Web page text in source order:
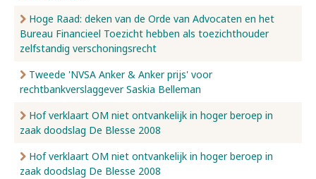
Hoge Raad: deken van de Orde van Advocaten en het
Bureau Financieel Toezicht hebben als toezichthouder
zelfstandig verschoningsrecht
Tweede 'NVSA Anker & Anker prijs' voor
rechtbankverslaggever Saskia Belleman
Hof verklaart OM niet ontvankelijk in hoger beroep in
zaak doodslag De Blesse 2008
Hof verklaart OM niet ontvankelijk in hoger beroep in
zaak doodslag De Blesse 2008